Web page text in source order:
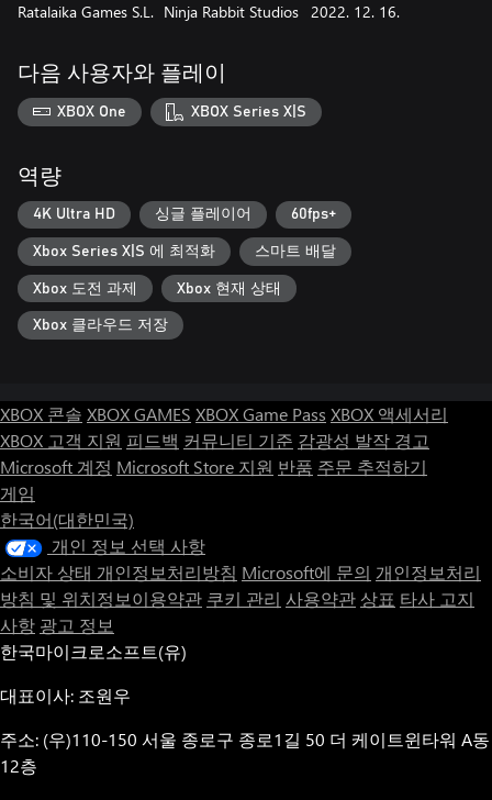
Ratalaika Games S.L. Ninja Rabbit Studios 2022. 12. 16.
다음 사용자와 플레이
XBOX One XBOX Series X|S
역량
4K Ultra HD 싱글 플레이어 60fps+
Xbox Series X|S 에 최적화 스마트 배달
Xbox 도전 과제 Xbox 현재 상태
Xbox 클라우드 저장
XBOX 콘솔 XBOX GAMES XBOX Game Pass XBOX 액세서리
XBOX 고객 지원 피드백 커뮤니티 기준 감광성 발작 경고
Microsoft 계정 Microsoft Store 지원 반품 주문 추적하기
게임
한국어(대한민국)
개인 정보 선택 사항
소비자 상태 개인정보처리방침 Microsoft에 문의 개인정보처리
방침 및 위치정보이용약관 쿠키 관리 사용약관 상표 타사 고지
사항 광고 정보
한국마이크로소프트(유)
대표이사: 조원우
주소: (우)110-150 서울 종로구 종로1길 50 더 케이트윈타워 A동
12층